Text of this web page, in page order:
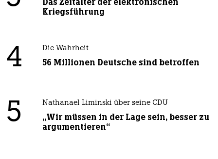
Kriegsführung
4 Die Wahrheit
56 Millionen Deutsche sind betroffen
5 Nathanael Liminski über seine CDU
„Wir müssen in der Lage sein, besser zu
argumentieren“